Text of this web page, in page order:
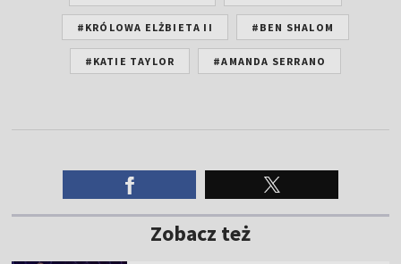
#KRÓLOWA ELŻBIETA II #BEN SHALOM
#KATIE TAYLOR #AMANDA SERRANO
Zobacz też